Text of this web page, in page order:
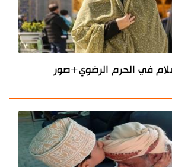
في الحرم الرضوي+صور